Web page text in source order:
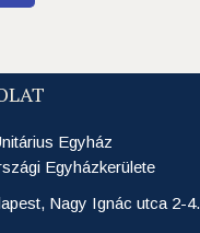
Egyház
Egyházkerülete
Nagy Ignác utca 2-4.